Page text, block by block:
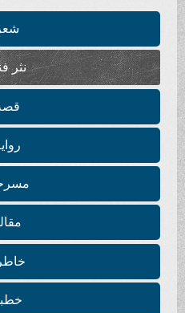
شعر
نثر فني
قصة
رواية
مسرحية
مقالة
خاطرة
خطبة